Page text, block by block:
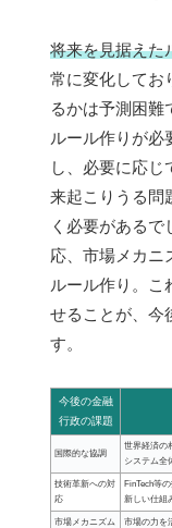
将来を見据えた
常に変化してお
るかは予測困難
ルール作りが必
し、必要に応
来起こりうる問
く必要がある
応、市場メカニ
ルール作り。こ
せることが、今
す。
今後の金融
行政の課題
国際的な協調
世界経済の
システム全
技術革新への対
応
FinTech等
新しい仕組
市場メカニズム
市場の力を